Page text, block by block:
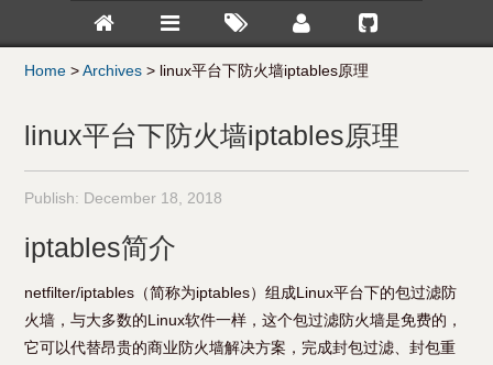
Home >Archives > linux平台下防火墙iptables原理
linux平台下防火墙iptables原理
Publish: December 18, 2018
iptables简介
netfilter/iptables（简称为iptables）组成Linux平台下的包过滤防
火墙，与大多数的Linux软件一样，这个包过滤防火墙是免费的，
它可以代替昂贵的商业防火墙解决方案，完成封包过滤、封包重